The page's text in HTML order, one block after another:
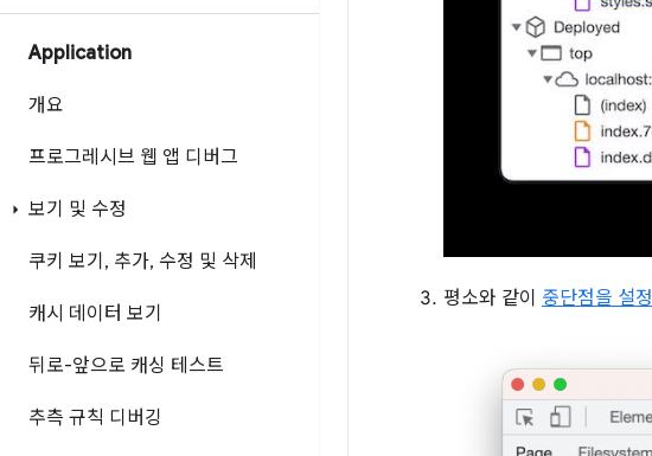
Application
개요
프로그레시브 웹 앱 디버그
보기 및 수정
쿠키 보기 , 추가, 수정 및 삭제
캐시 데이터 보기
뒤로-앞으로 캐싱 테스트
추측 규칙 디버깅
평소와 같이 중단점을 설정